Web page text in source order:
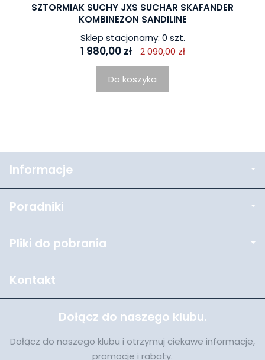
SZTORMIAK SUCHY JXS SUCHAR SKAFANDER
KOMBINEZON SANDILINE
Sklep stacjonarny: 0 szt.
1 980,00 zł 2 090,00 zł
Do koszyka
Informacje
Poradniki
Pliki do pobrania
Kontakt
Dołącz do naszego klubu.
Dołącz do naszego klubu i otrzymuj ciekawe informacje,
promocje i rabaty.